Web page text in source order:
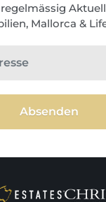
Mallorca &
Absenden